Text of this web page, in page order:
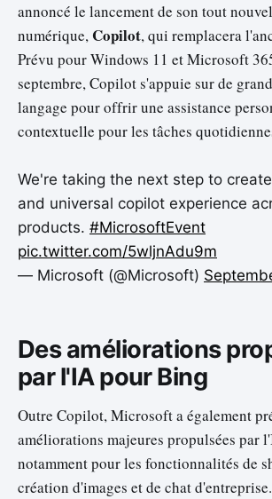
annoncé le lancement de son tout
numérique, Copilot, qui remplacera
Prévu pour Windows 11 et Microsoft
septembre, Copilot s'appuie sur de
langage pour offrir une assistance
contextuelle pour les tâches
We're taking the next step to
and universal copilot experience
products. #MicrosoftEvent
pic.twitter.com/5wljnAdu9m
— Microsoft (@Microsoft)
Des améliorations
par l'IA pour Bing
Outre Copilot, Microsoft a également
améliorations majeures propulsées par
notamment pour les fonctionnalités de
création d'images et de chat